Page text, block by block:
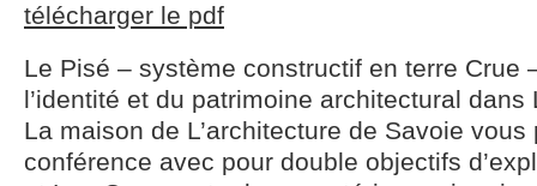
télécharger le pdf
Le Pisé – système constructif en terre Crue
l’identité et du patrimoine architectural dans
La maison de L’architecture de Savoie
conférence avec pour double objectifs